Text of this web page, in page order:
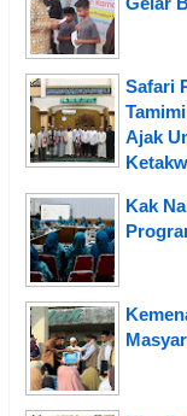
Safari
Ajak
Kak